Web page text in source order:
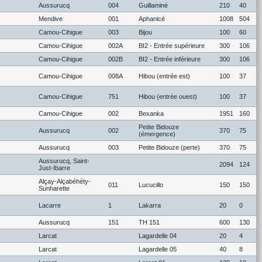
Aussurucq 004 Guillaminé 210
40
Mendive 001 Aphanicé 1008
504
Camou-Cihigue 003 Bijou 100
60
Camou-Cihigue 002A BI2 - Entrée supérieure 300
106
Camou-Cihigue 002B BI2 - Entrée inférieure 300 106
Camou-Cihigue 008A Hibou (entrée est) 100 37
Camou-Cihigue 751 Hibou (entrée ouest) 100 37
Camou-Cihigue 002 Bexanka 1951 160
Aussurucq 002
Petite Bidouze
(émergence)
370 75
Aussurucq 003 Petite Bidouze (perte) 370 75
Aussurucq, Saint-
Just-Ibarre
2094 124
Alçay-Alçabéhéty-
Sunharette
011 Lucucillo 150 150
Lacarre 1 Lakarra 20 0
Aussurucq 151 TH 151 600
130
Larcat Lagardelle 04 20
4
Larcat Lagardelle 05 40
8